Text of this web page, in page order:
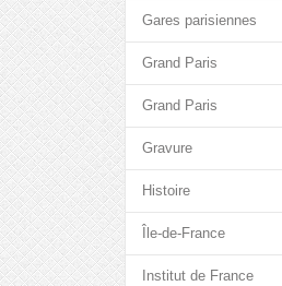
Gares parisiennes
Grand Paris
Grand Paris
Gravure
Histoire
Île-de-France
Institut de France